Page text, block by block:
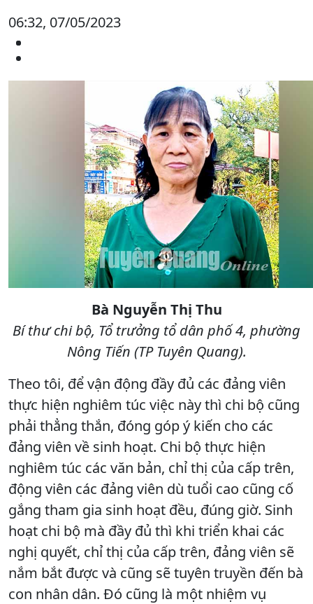
06:32, 07/05/2023
Bà Nguyễn Thị Thu
Bí thư chi bộ, Tổ trưởng tổ dân phố 4, phường
Nông Tiến (TP Tuyên Quang).
Theo tôi, để vận động đầy đủ các đảng viên
thực hiện nghiêm túc việc này thì chi bộ cũng
phải thẳng thắn, đóng góp ý kiến cho các
đảng viên về sinh hoạt. Chi bộ thực hiện
nghiêm túc các văn bản, chỉ thị của cấp trên,
động viên các đảng viên dù tuổi cao cũng cố
gắng tham gia sinh hoạt đều, đúng giờ. Sinh
hoạt chi bộ mà đầy đủ thì khi triển khai các
nghị quyết, chỉ thị của cấp trên, đảng viên sẽ
nắm bắt được và cũng sẽ tuyên truyền đến bà
con nhân dân. Đó cũng là một nhiệm vụ